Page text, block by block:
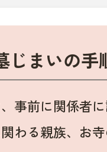
じまいの手
事前に関係者
わる親族、お